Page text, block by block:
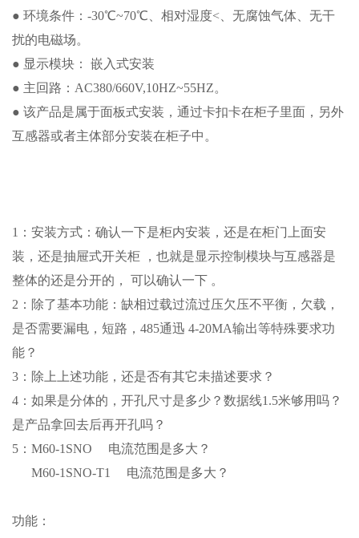
● 环境条件：-30℃~70℃、相对湿度<、无腐蚀气体、无干
扰的电磁场。
● 显示模块： 嵌入式安装
● 主回路：AC380/660V,10HZ~55HZ。
● 该产品是属于面板式安装，通过卡扣卡在柜子里面，另外
互感器或者主体部分安装在柜子中。
1：安装方式：确认一下是柜内安装，还是在柜门上面安
装，还是抽屉式开关柜 ，也就是显示控制模块与互感器是
整体的还是分开的， 可以确认一下 。
2：除了基本功能：缺相过载过流过压欠压不平衡，欠载，
是否需要漏电，短路，485通迅 4-20MA输出等特殊要求功
能？
3：除上上述功能，还是否有其它未描述要求？
4：如果是分体的，开孔尺寸是多少？数据线1.5米够用吗？
是产品拿回去后再开孔吗？
5：M60-1SNO 电流范围是多大？
M60-1SNO-T1 电流范围是多大？
功能：